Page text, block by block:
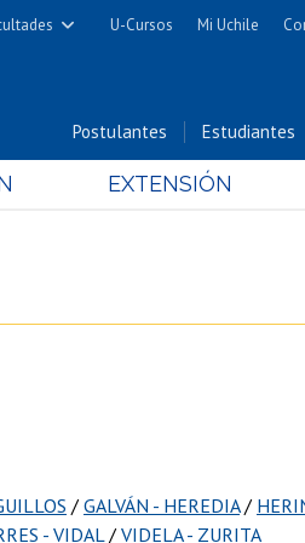
Cs. Físicas y Matemáticas
Cs. Químicas y Farmacéuticas
U-Cursos Mi Uchile
Postulantes Estudiantes
EXTENSIÓN
/ GALVÁN - HEREDIA/
- VIDAL / VIDELA - ZURITA